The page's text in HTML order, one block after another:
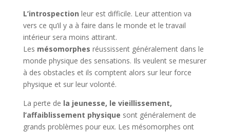
L’introspection leur est difficile. Leur attention va
vers ce qu’il y a à faire dans le monde et le travail
intérieur sera moins attirant.
Les mésomorphes réussissent généralement dans le
monde physique des sensations. Ils veulent se mesurer
à des obstacles et ils comptent alors sur leur force
physique et sur leur volonté.
La perte de la jeunesse, le vieillissement,
l’affaiblissement physique sont généralement de
grands problèmes pour eux. Les mésomorphes ont